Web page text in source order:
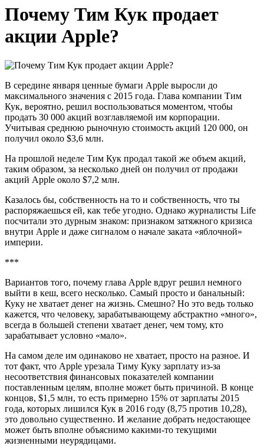
Почему Тим Кук продает
акции Apple?
В середине января ценные бумаги Apple выросли до
максимального значения с 2015 года. Глава компании Тим
Кук, вероятно, решил воспользоваться моментом, чтобы
продать 30 000 акций возглавляемой им корпорации.
Учитывая среднюю рыночную стоимость акций 120 000, он
получил около $3,6 млн.
На прошлой неделе Тим Кук продал такой же объем акций,
таким образом, за несколько дней он получил от продажи
акций Apple около $7,2 млн.
Казалось бы, собственность на то и собственность, что ты
распоряжаешься ей, как тебе угодно. Однако журналисты Life
посчитали это дурным знаком: признаком затяжного кризиса
внутри Apple и даже сигналом о начале заката «яблочной»
империи.
***
Вариантов того, почему глава Apple вдруг решил немного
выйти в кеш, всего несколько. Самый просто и банальный:
Куку не хватает денег на жизнь. Смешно? Но это ведь только
кажется, что человеку, зарабатывающему абстрактно «много»,
всегда в большей степени хватает денег, чем тому, кто
зарабатывает условно «мало».
На самом деле им одинаково не хватает, просто на разное. И
тот факт, что Apple урезала Тиму Куку зарплату из-за
несоответствия финансовых показателей компании
поставленным целям, вполне может быть причиной. В конце
концов, $1,5 млн, то есть примерно 15% от зарплаты 2015
года, которых лишился Кук в 2016 году (8,75 против 10,28),
это довольно существенно. И желание добрать недостающее
может быть вполне объяснимо какими-то текущими
жизненными неурядицами.